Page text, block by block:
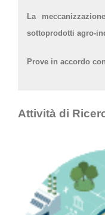
La
sottoprodotti agro-
Prove in accordo
Attività di